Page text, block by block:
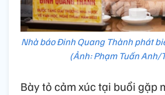
Nhà báo Đinh Quang Thành phát
(Ảnh: Phạm Tuấn Anh/
Bày tỏ cảm xúc tại buổi gặp